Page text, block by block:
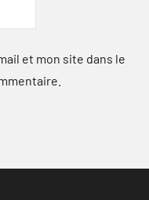
et mon site dans le